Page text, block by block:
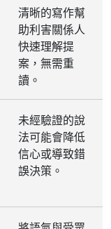
清晰的寫作幫
助利害關係人
快速理解提
案，無需重
讀。
未經驗證的說
法可能會降低
信心或導致錯
誤決策。